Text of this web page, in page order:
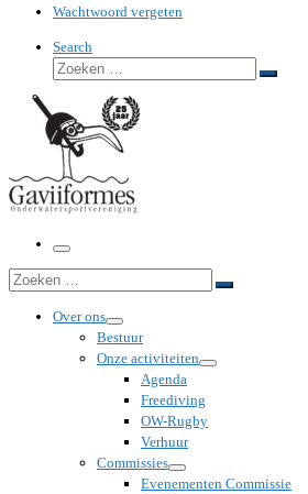
Wachtwoord vergeten
Search
Zoeken
Zoeken
Menu
Zoeken
Zoeken
Over ons
Bestuur
Onze activiteiten
Agenda
Freediving
OW-Rugby
Verhuur
Commissies
Evenementen Commissie